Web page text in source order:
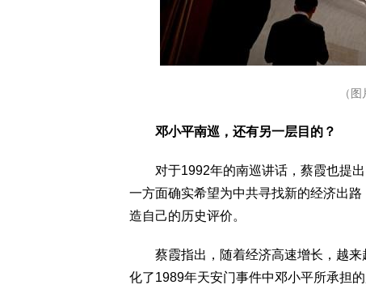
（图片
邓小平南巡，还有另一层目的？
对于1992年的南巡讲话，蔡霞也提出
一方面确实希望为中共寻找新的经济出
造自己的历史评价。
蔡霞指出，随着经济高速增长，越来
化了1989年天安门事件中邓小平所承担的